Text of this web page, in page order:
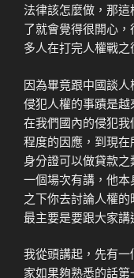
法律該怎麼做，那
了就會覺得很開心
多人在打完人權戰
因為畢竟跟中國談
侵犯人權的事蹟是越
在我們國內的侵犯
程度的因應，到現
身分證可以做貸款
一個場次有講，他
之下你去討論人權
最主要是要跟大家講
我從頭講起，先有
家如果夠熟悉的話